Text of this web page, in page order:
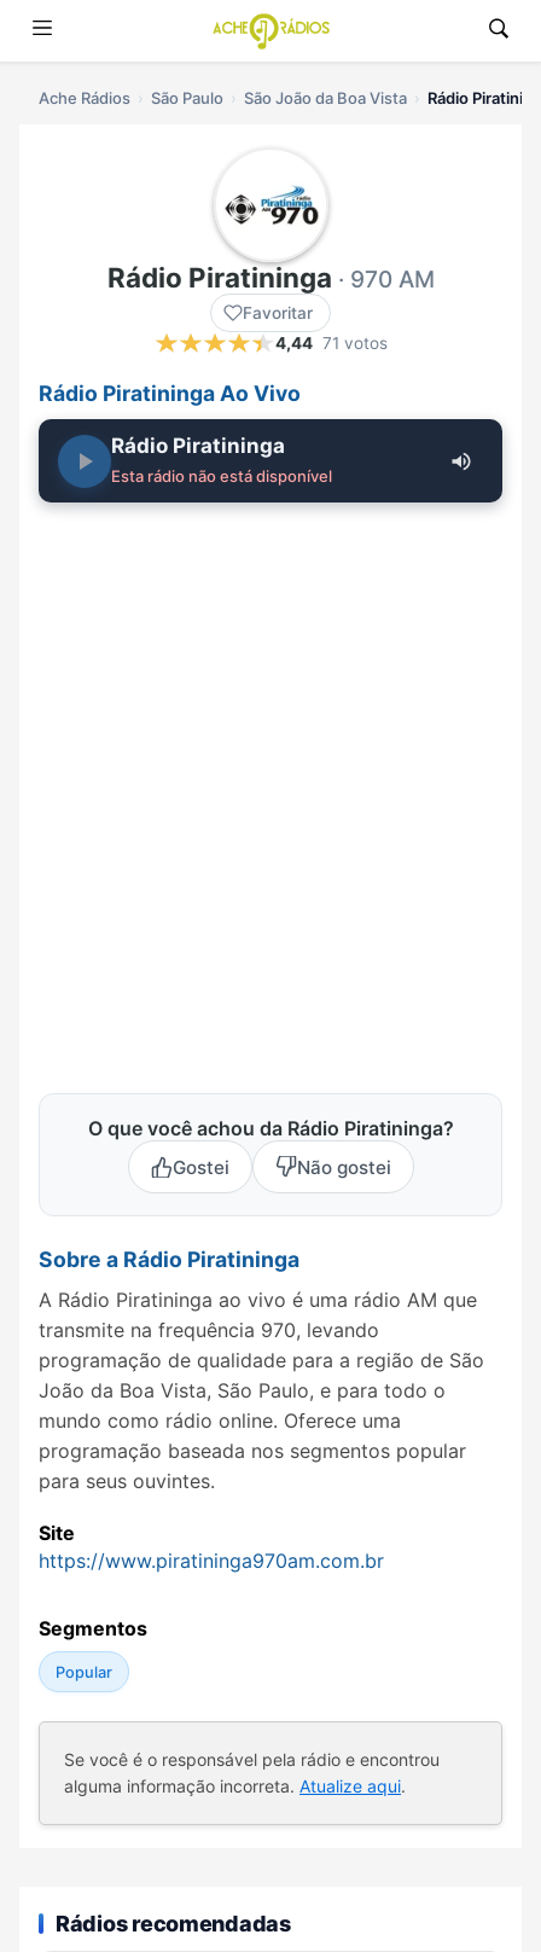
Ache Rádios São Paulo São João da Boa Vista Rádio
Rádio Piratininga · 970 AM
Favoritar
4,44 71 votos
Rádio Piratininga Ao Vivo
Rádio Piratininga
Esta rádio não está disponível
O que você achou da Rádio Piratininga?
Gostei Não gostei
Sobre a Rádio Piratininga
A Rádio Piratininga ao vivo é uma rádio AM que
transmite na frequência 970, levando
programação de qualidade para a região de São
João da Boa Vista, São Paulo, e para todo o
mundo como rádio online. Oferece uma
programação baseada nos segmentos popular
para seus ouvintes.
Site
https://www.piratininga970am.com.br
Segmentos
Popular
Se você é o responsável pela rádio e encontrou
alguma informação incorreta. Atualize aqui.
Rádios recomendadas